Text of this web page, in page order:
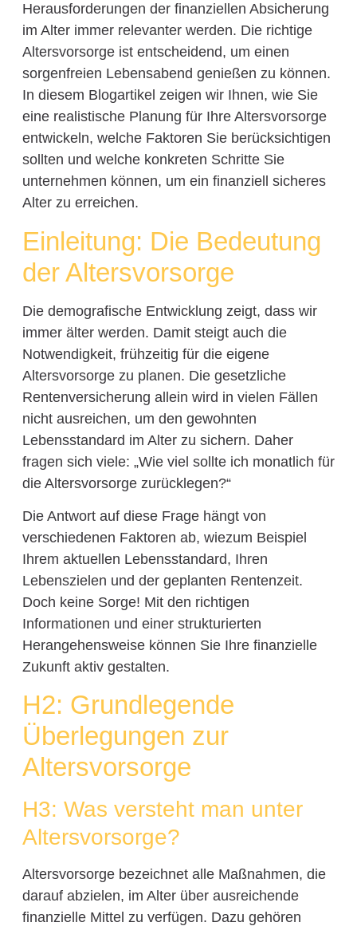
Herausforderungen der finanziellen Absicherung
im Alter immer relevanter werden. Die richtige
Altersvorsorge ist entscheidend, um einen
sorgenfreien Lebensabend genießen zu können.
In diesem Blogartikel zeigen wir Ihnen, wie Sie
eine realistische Planung für Ihre Altersvorsorge
entwickeln, welche Faktoren Sie berücksichtigen
sollten und welche konkreten Schritte Sie
unternehmen können, um ein finanziell sicheres
Alter zu erreichen.
Einleitung: Die Bedeutung
der Altersvorsorge
Die demografische Entwicklung zeigt, dass wir
immer älter werden. Damit steigt auch die
Notwendigkeit, frühzeitig für die eigene
Altersvorsorge zu planen. Die gesetzliche
Rentenversicherung allein wird in vielen Fällen
nicht ausreichen, um den gewohnten
Lebensstandard im Alter zu sichern. Daher
fragen sich viele: „Wie viel sollte ich monatlich für
die Altersvorsorge zurücklegen?“
Die Antwort auf diese Frage hängt von
verschiedenen Faktoren ab, wiezum Beispiel
Ihrem aktuellen Lebensstandard, Ihren
Lebenszielen und der geplanten Rentenzeit.
Doch keine Sorge! Mit den richtigen
Informationen und einer strukturierten
Herangehensweise können Sie Ihre finanzielle
Zukunft aktiv gestalten.
H2: Grundlegende
Überlegungen zur
Altersvorsorge
H3: Was versteht man unter
Altersvorsorge?
Altersvorsorge bezeichnet alle Maßnahmen, die
darauf abzielen, im Alter über ausreichende
finanzielle Mittel zu verfügen. Dazu gehören